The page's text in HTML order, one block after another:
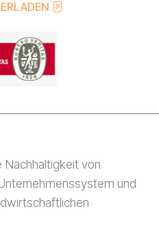
Nachhaltigkeit von
und